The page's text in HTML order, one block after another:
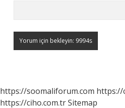
https://soomaliforum.com https://
https://ciho.com.trSitemap